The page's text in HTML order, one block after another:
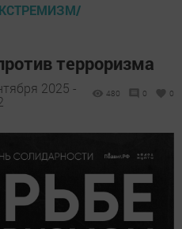
терроризма
2025 -
480 0 0